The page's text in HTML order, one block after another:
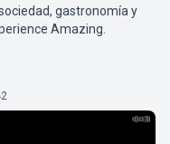
gastronomía y
Amazing.